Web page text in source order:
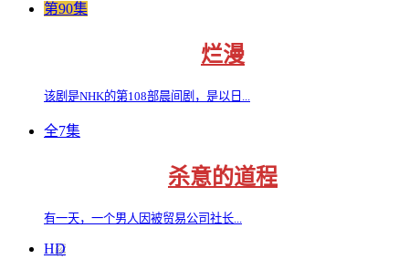
第90集
烂漫
该剧是NHK的第108部晨间剧，是以日...
全7集
杀意的道程
有一天，一个男人因被贸易公司社长...
HD